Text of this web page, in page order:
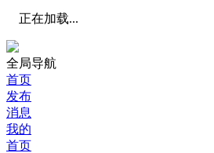
正在加载...
全局导航
首页
发布
消息
我的
首页